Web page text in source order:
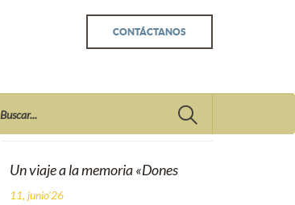
CONTÁCTANOS
Recent
Un viaje a la memoria «Dones
11, junio'26